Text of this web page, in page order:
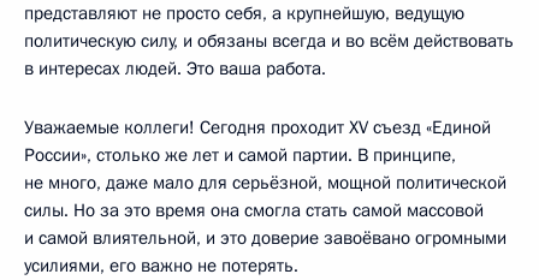
представляют не просто себя, а крупнейшую, ведущую
политическую силу, и обязаны всегда и во всём действовать
в интересах людей. Это ваша работа.
Уважаемые коллеги! Сегодня проходит XV съезд «Единой
России», столько же лет и самой партии. В принципе,
не много, даже мало для серьёзной, мощной политической
силы. Но за это время она смогла стать самой массовой
и самой влиятельной, и это доверие завоёвано огромными
усилиями, его важно не потерять.